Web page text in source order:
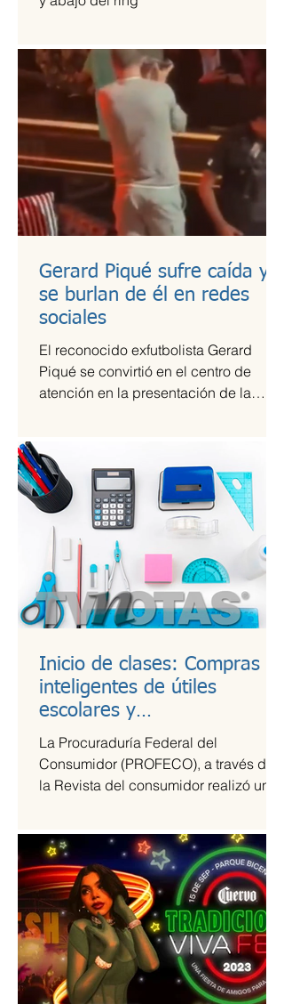
Gerard Piqué sufre caída y
se burlan de él en redes
sociales
El reconocido exfutbolista Gerard
Piqué se convirtió en el centro de
atención en la presentación de la
Inicio de clases: Compras
inteligentes de útiles
escolares y
recomendaciones para la
lonchera
La Procuraduría Federal del
Consumidor (PROFECO), a través de
la Revista del consumidor realizó un